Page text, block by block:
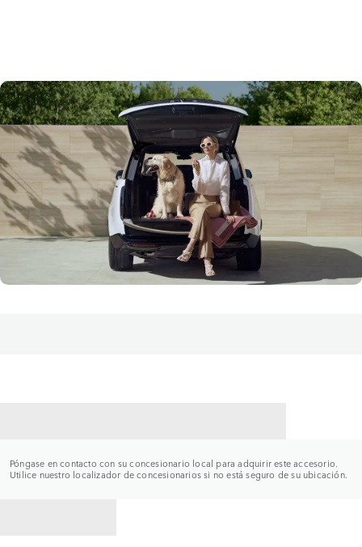
Póngase en contacto con su concesionario local para adquirir este accesorio.
Utilice nuestro localizador de concesionarios si no está seguro de su ubicación.